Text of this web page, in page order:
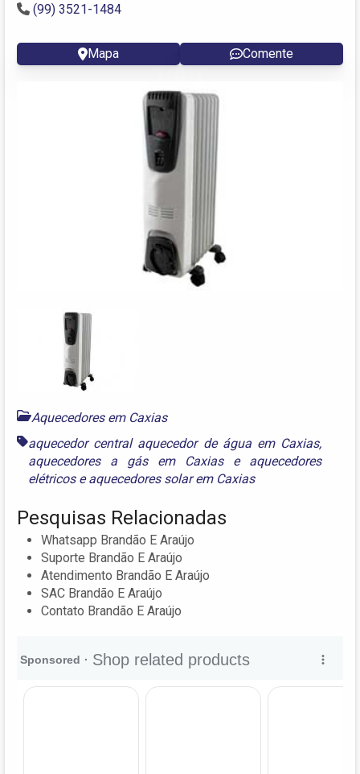
(99) 3521-1484
Mapa Comente
Aquecedores em Caxias
aquecedor central aquecedor de água em Caxias,
aquecedores a gás em Caxiase aquecedores
elétricos e aquecedores solar em Caxias
Pesquisas Relacionadas
Whatsapp Brandão E Araújo
Suporte Brandão E Araújo
Atendimento Brandão E Araújo
SAC Brandão E Araújo
Contato Brandão E Araújo